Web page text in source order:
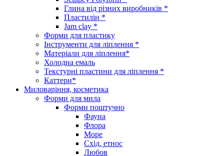
Глина від різних виробників *
Пластилін *
Jam clay *
Форми для пластику
Інструменти для ліплення *
Матеріали для ліплення*
Холодна емаль
Текстурні пластини для ліплення *
Каттери*
Миловаріння, косметика
Форми для мила
Форми поштучно
Фауна
Флора
Море
Схід, етнос
Любов